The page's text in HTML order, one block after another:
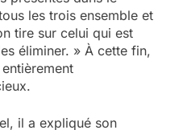
les trois ensemble et
tire sur celui qui est
éliminer. » À cette fin,
il a expliqué son